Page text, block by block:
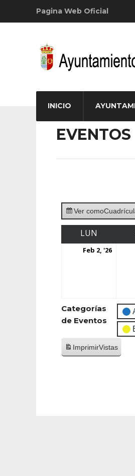
Pagina Web Oficial
INICIO
EVENTOS
Ver como
LUN
Feb 2, '26
Categorías
de Eventos
ImprimirVistas